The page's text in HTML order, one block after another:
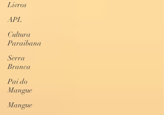
Livros
APL
Cultura
Paraibana
Serra
Branca
Pai do
Mangue
Mangue